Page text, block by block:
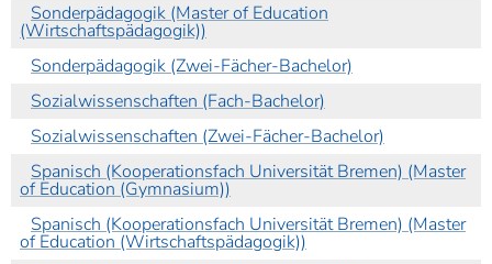
Sonderpädagogik (Master of Education
(Wirtschaftspädagogik))
Sonderpädagogik (Zwei-Fächer-Bachelor)
Sozialwissenschaften (Fach-Bachelor)
Sozialwissenschaften (Zwei-Fächer-Bachelor)
Spanisch (Kooperationsfach Universität Bremen) (Master
of Education (Gymnasium))
Spanisch (Kooperationsfach Universität Bremen) (Master
of Education (Wirtschaftspädagogik))